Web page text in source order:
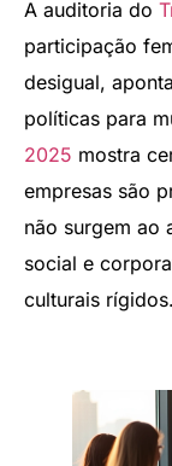
A auditoria do
participação
desigual,
políticas para
2025 mostra
empresas são
não surgem ao
social e
culturais rígidos.